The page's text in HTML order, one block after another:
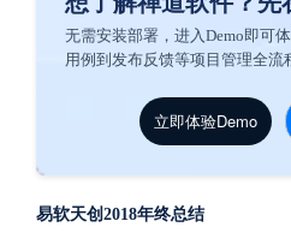
无需安装部署，进入Demo即可
用例到发布反馈等项目管理全流
立即体验Demo
易软天创2018年终总结